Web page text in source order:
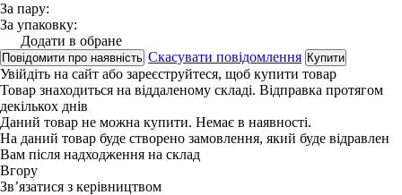
За пару:
За упаковку:
Додати в обране
Повідомити про наявність Скасувати повідомлення Купити
Увійдіть на сайт або зареєструйтеся, щоб купити товар
Товар знаходиться на віддаленому складі. Відправка протягом
декількох днів
Даний товар не можна купити. Немає в наявності.
На даний товар буде створено замовлення, який буде відравлен
Вам після надходження на склад
Вгору
Зв’язатися з керівництвом